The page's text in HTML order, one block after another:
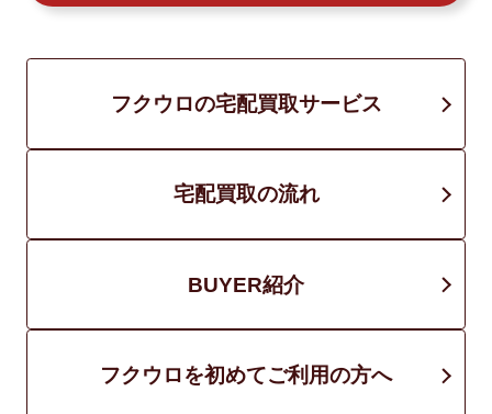
フクウロの宅配買取サービス
宅配買取の流れ
BUYER紹介
フクウロを初めてご利用の方へ